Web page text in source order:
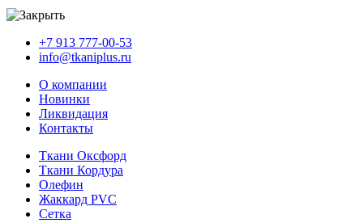
+7 913 777-00-53
info@tkaniplus.ru
О компании
Новинки
Ликвидация
Контакты
Ткани Оксфорд
Ткани Кордура
Олефин
Жаккард PVC
Сетка